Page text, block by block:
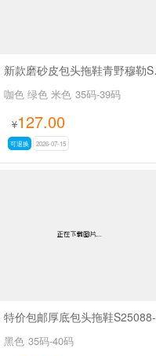
新款
咖色 绿色 米色 35码-39码
¥127.00
可退换 2026-07-15
特价包邮厚底包头拖鞋
黑色 35码-40码